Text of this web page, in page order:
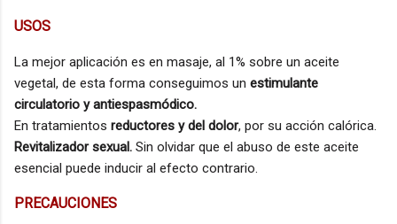
USOS
La mejor aplicación es en masaje, al 1% sobre un aceite
vegetal, de esta forma conseguimos un estimulante
circulatorio y antiespasmódico.
En tratamientos reductores y del dolor, por su acción calórica.
Revitalizador sexual. Sin olvidar que el abuso de este aceite
esencial puede inducir al efecto contrario.
PRECAUCIONES